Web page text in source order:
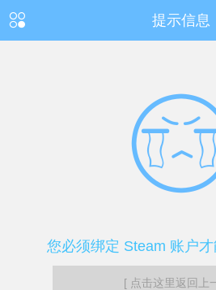
提示信息
您必须绑定 Steam 账户才
[ 点击这里返回上